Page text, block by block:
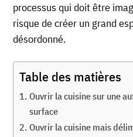
processus qui doit être
risque de créer un grand
désordonné.
Table des matières
Ouvrir la cuisine sur une
surface
Ouvrir la cuisine mais